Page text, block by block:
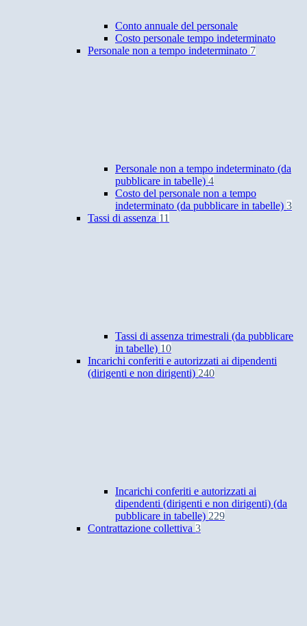
Conto annuale del personale
Costo personale tempo indeterminato
Personale non a tempo indeterminato 7
Personale non a tempo indeterminato (da
pubblicare in tabelle) 4
Costo del personale non a tempo
indeterminato (da pubblicare in tabelle) 3
Tassi di assenza 11
Tassi di assenza trimestrali (da pubblicare
in tabelle) 10
Incarichi conferiti e autorizzati ai dipendenti
(dirigenti e non dirigenti) 240
Incarichi conferiti e autorizzati ai
dipendenti (dirigenti e non dirigenti) (da
pubblicare in tabelle) 229
Contrattazione collettiva 3